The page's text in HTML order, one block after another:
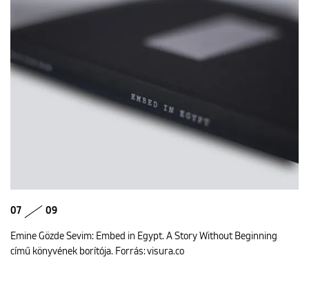
07 09
Emine Gözde Sevim: Embed in Egypt. A Story Without Beginning
című könyvének borítója. Forrás: visura.co